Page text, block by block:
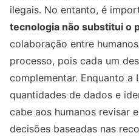
ilegais. No entanto, é
tecnologia não substitui o
colaboração entre
processo, pois cada um
complementar. Enquanto a
quantidades de dados e
cabe aos humanos revisar
decisões baseadas nas